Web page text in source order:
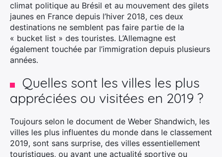
climat politique au Brésil et au mouvement des gilets
jaunes en France depuis l’hiver 2018, ces deux
destinations ne semblent pas faire partie de la
« bucket list » des touristes. L’Allemagne est
également touchée par l’immigration depuis plusieurs
années.
Quelles sont les villes les plus
appréciées ou visitées en 2019 ?
Toujours selon le document de Weber Shandwich, les
villes les plus influentes du monde dans le classement
2019, sont sans surprise, des villes essentiellement
touristiques, ou ayant une actualité sportive ou